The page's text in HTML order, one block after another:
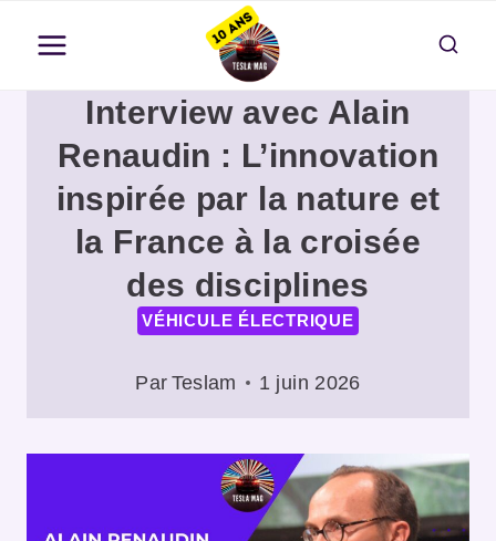
contenuInterview avec Alain
Renaudin : L’innovation
inspirée par la nature et
la France à la croisée
des disciplines
VÉHICULE ÉLECTRIQUE
Par Teslam 1 juin 2026